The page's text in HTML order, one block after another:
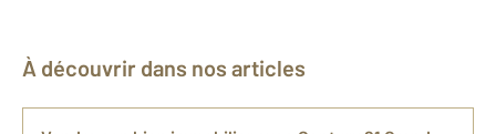
À découvrir dans nos articles